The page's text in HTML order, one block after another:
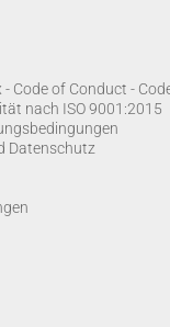
Code of Conduct -
nach ISO 9001:2015
Datenschutz